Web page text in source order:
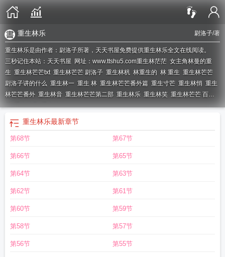
尉洛子/著
重生林乐
重生林乐是由作者：尉洛子所著，天天书屋免费提供重生林乐全文在线阅读。
三秒记住本站：天天书屋 网址：www.ttshu5.com重生林茫茫 女主角林曼的重
生 重生林芒芒txt 重生林芒芒 尉洛子 重生林杋 林重生的 林 重生 重生林芒芒
尉洛子讲的什么 重生林一 重生 林 重生林芒芒番外篇 重生寸芒 重生林悄 重生
林芒芒番外 重生林音 重生林芒芒第二部 重生林乐 重生林笑 重生林芒芒 百
度重生林曼重生林缺
重生林乐最新章节
第68节 第67节
第66节 第65节
第64节 第63节
第62节 第61节
第60节 第59节
第58节 第57节
第56节 第55节